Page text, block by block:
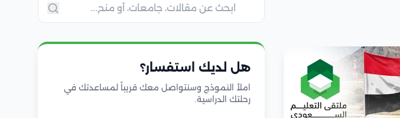
هل لديك استفسار؟
املأ النموذج وسنتواصل معك قريباً لمساعدتك في
رحلتك الدراسية.